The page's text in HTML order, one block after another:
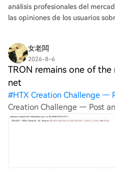
probada de TRON, una red
de transacciones y 3,5
colaboración integra una
diseñada para alto volumen
proporcionando a los
acceso segura para el
digitales. La medida
capa de infraestructura
negociación y liquidación de
ampliando su presencia en
análisis profesionales del
las opiniones de los usuarios
女老闆
2026-8-6
TRON remains one of
net
#HTX Creation Challenge —
Creation Challenge — Post
You to Share 600K USDT in
Earn TRON remains one of